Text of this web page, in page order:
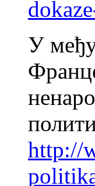
У
http://